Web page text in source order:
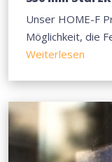
Unser HOME-F
Möglichkeit, die
Weiterlesen